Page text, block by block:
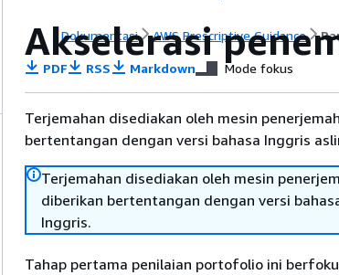
Dokumentasi AWS Prescriptive Guidance
Akselerasi
PDF RSS Markdown Mode fokus
Terjemahan disediakan oleh mesin
bertentangan dengan versi bahasa Inggris
Terjemahan disediakan oleh mesin
diberikan bertentangan dengan versi
Inggris.
Tahap pertama penilaian portofolio ini